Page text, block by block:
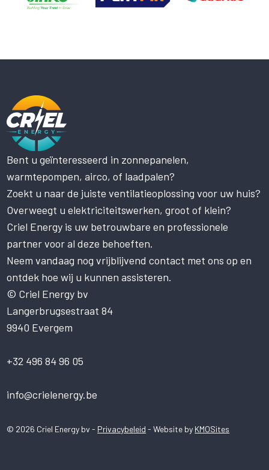
Bent u geïnteresseerd in zonnepanelen,
warmtepompen, airco, of laadpalen?
Zoekt u naar de juiste ventilatieoplossing voor uw huis?
Overweegt u elektriciteitswerken, groot of klein?
Criel Energy is uw betrouwbare en professionele
partner voor al deze behoeften.
Neem vandaag nog vrijblijvend contact met ons op en
ontdek hoe wij u kunnen assisteren.
© Criel Energy bv
Langerbrugsestraat 84
9940 Evergem
+32 496 84 96 05
info@crielenergy.be
© 2026 Criel Energy bv - Privacybeleid - Website by KMOSites